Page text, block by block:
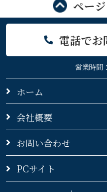
ペー
電話でお
営業時間
ホーム
会社概要
お問い合わせ
PCサイト